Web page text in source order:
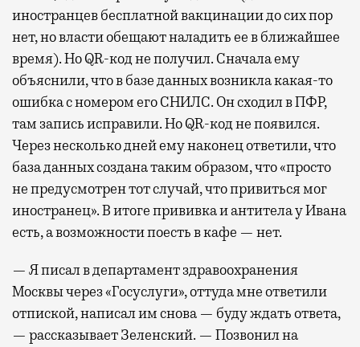
иностранцев бесплатной вакцинации до сих пор
нет, но власти обещают наладить ее в ближайшее
время). Но QR-код не получил. Сначала ему
объяснили, что в базе данных возникла какая-то
ошибка с номером его СНИЛС. Он сходил в ПФР,
там запись исправили. Но QR-код не появился.
Через несколько дней ему наконец ответили, что
база данных создана таким образом, что «просто
не предусмотрен тот случай, что привиться мог
иностранец». В итоге прививка и антитела у Ивана
есть, а возможности поесть в кафе — нет.
— Я писал в департамент здравоохранения
Москвы через «Госуслуги», оттуда мне ответили
отпиской, написал им снова — буду ждать ответа,
— рассказывает Зеленский. — Позвонил на